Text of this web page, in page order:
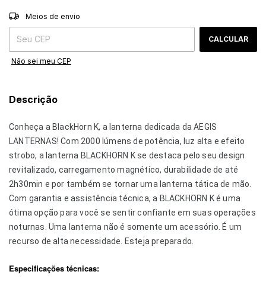
Entregas para o CEP:
Meios de envio
CALCULAR
Não sei meu CEP
Descrição
Conheça a BlackHorn K, a lanterna dedicada da AEGIS
LANTERNAS! Com 2000 lúmens de potência, luz alta e efeito
strobo, a lanterna BLACKHORN K se destaca pelo seu design
revitalizado, carregamento magnético, durabilidade de até
2h30min e por também se tornar uma lanterna tática de mão.
Com garantia e assistência técnica, a BLACKHORN K é uma
ótima opção para você se sentir confiante em suas operações
noturnas. Uma lanterna não é somente um acessório. É um
recurso de alta necessidade. Esteja preparado.
Especificações técnicas: